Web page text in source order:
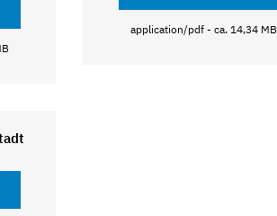
application/pdf - ca. 14,34 MB